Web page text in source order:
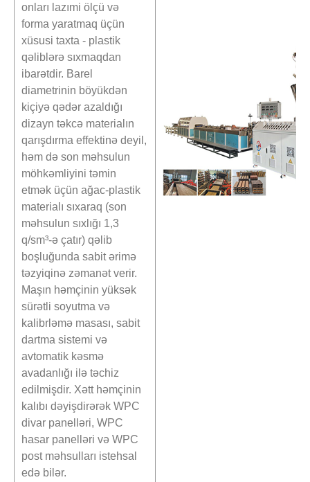
onları lazımi ölçü və
forma yaratmaq üçün
xüsusi taxta - plastik
qəliblərə sıxmaqdan
ibarətdir. Barel
diametrinin böyükdən
kiçiyə qədər azaldığı
dizayn təkcə materialın
qarışdırma effektinə deyil,
həm də son məhsulun
möhkəmliyini təmin
etmək üçün ağac-plastik
materialı sıxaraq (son
məhsulun sıxlığı 1,3
q/sm³-ə çatır) qəlib
boşluğunda sabit ərimə
təzyiqinə zəmanət verir.
Maşın həmçinin yüksək
sürətli soyutma və
kalibrləmə masası, sabit
dartma sistemi və
avtomatik kəsmə
avadanlığı ilə təchiz
edilmişdir. Xətt həmçinin
kalıbı dəyişdirərək WPC
divar panelləri, WPC
hasar panelləri və WPC
post məhsulları istehsal
edə bilər.